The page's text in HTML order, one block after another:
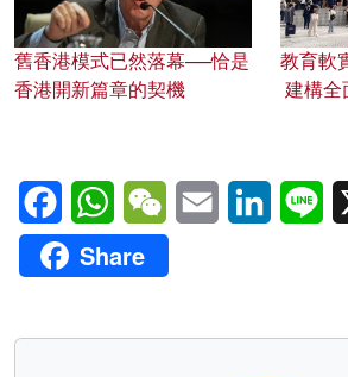
舊香港模式已然落幕──恰是
香港開新篇章的契機
教育軟
建構全
FacebookWhatsAppWeChatEmail LinkedIn
Share